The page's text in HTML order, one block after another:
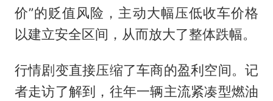
价”的贬值风险，主动大幅压低收车价格
以建立安全区间，从而放大了整体跌幅。
行情剧变直接压缩了车商的盈利空间。记
者走访了解到，往年一辆主流紧凑型燃油